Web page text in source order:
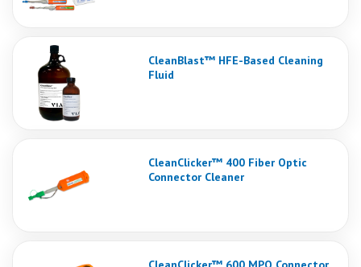
CleanBlast™ HFE-Based Cleaning
Fluid
CleanClicker™ 400 Fiber Optic
Connector Cleaner